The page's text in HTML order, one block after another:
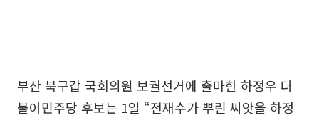
부산 북구갑 국회의원 보궐선거에 출마한 하정우 더
불어민주당 후보는 1일 “전재수가 뿌린 씨앗을 하정